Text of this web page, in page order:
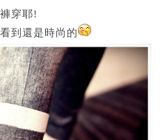
穿耶!
到還是時尚的